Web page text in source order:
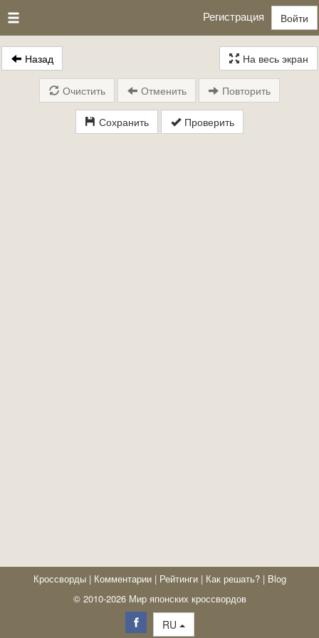
Регистрация Войти
Назад На весь экран
Сохранить Проверить
Очистить Отменить Повторить
Кроссворды | Комментарии | Рейтинги | Как решать? | Blog
© 2010-2026 Мир японских кроссвордов
RU